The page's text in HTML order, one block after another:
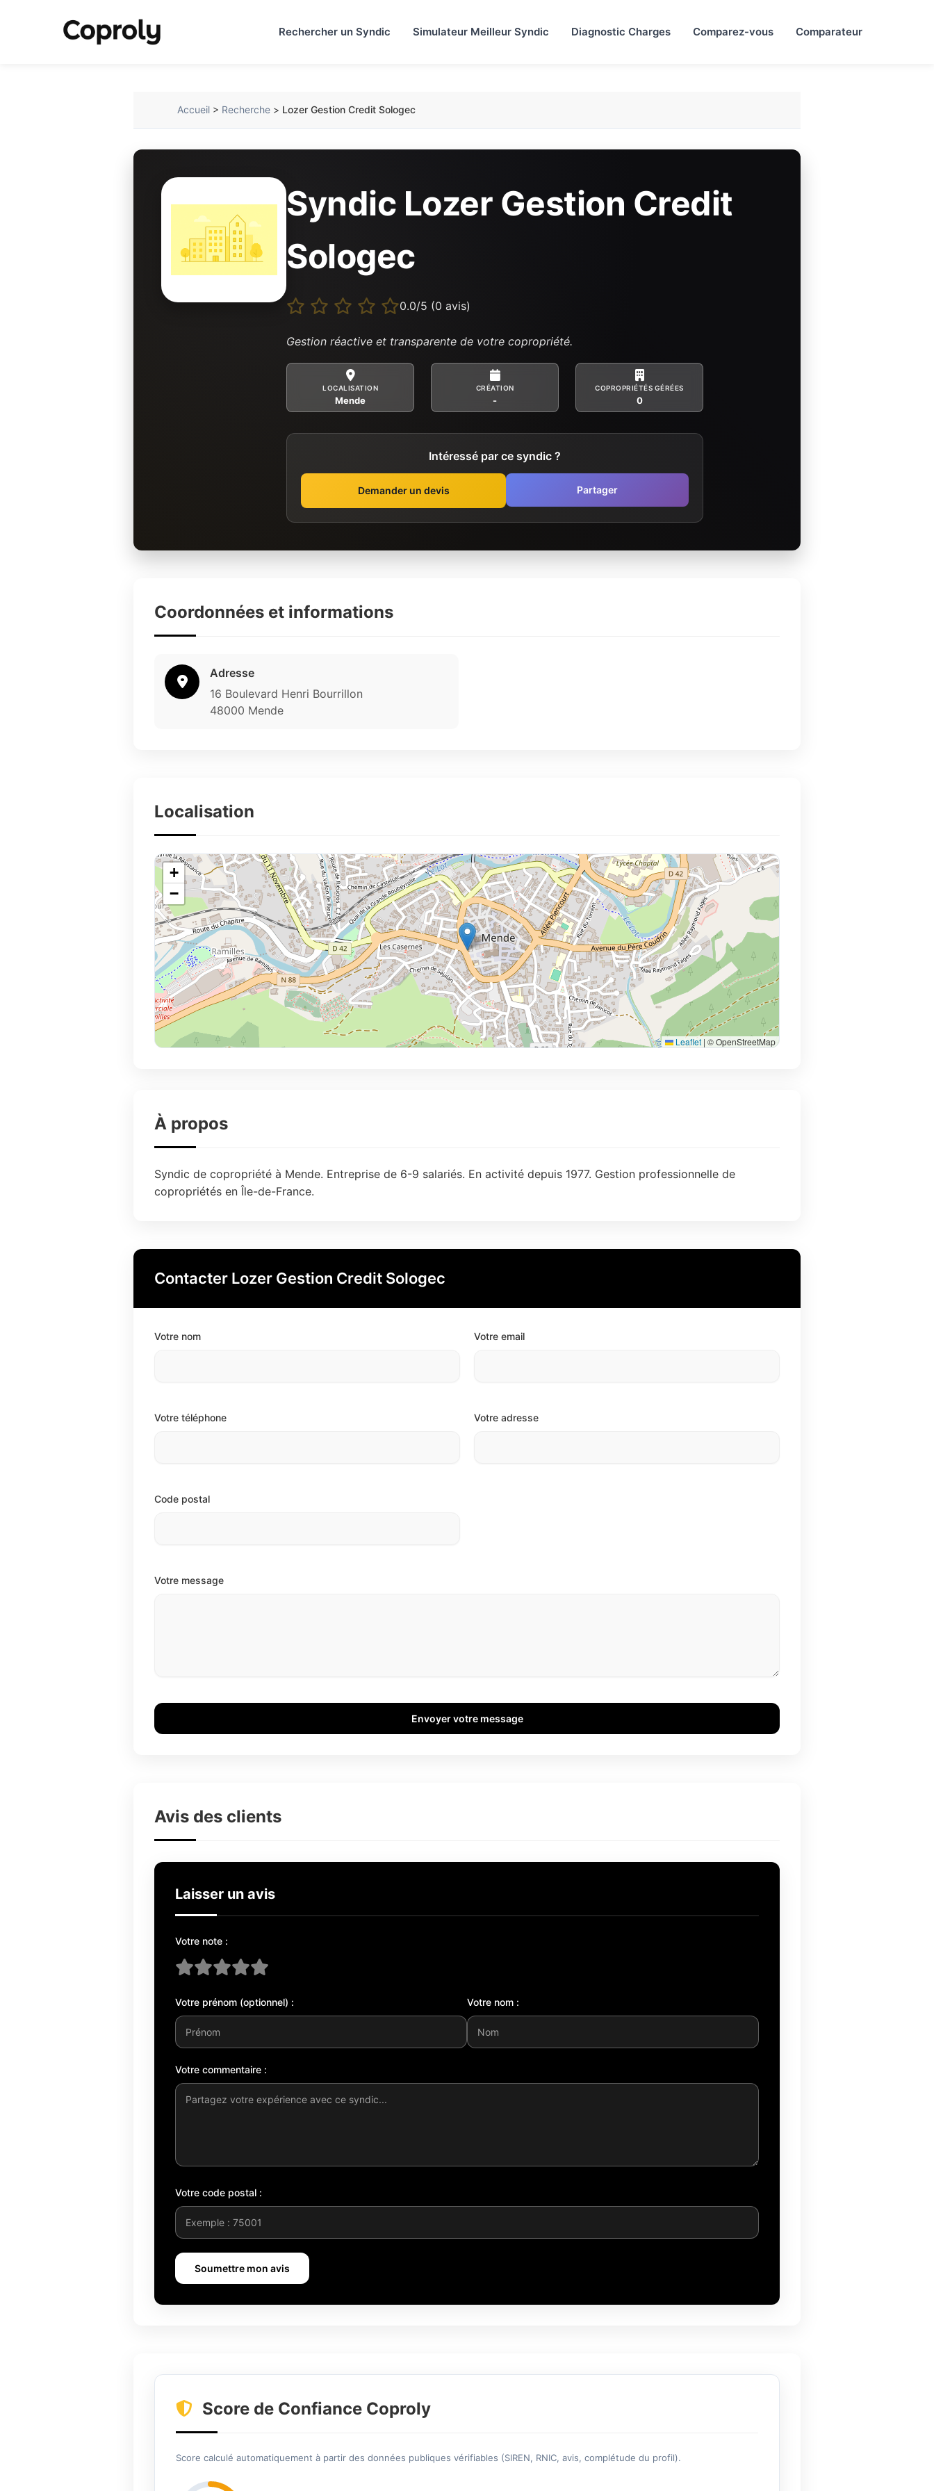
Rechercher un Syndic Simulateur Meilleur Syndic Diagnostic Charges Comparez-vous Comparateur
Accueil > Recherche > Lozer Gestion Credit Sologec
Syndic Lozer Gestion Credit
Sologec
0.0/5 (0 avis)
Gestion réactive et transparente de votre copropriété.
LOCALISATION
Mende
CRÉATION
-
COPROPRIÉTÉS GÉRÉES
0
Intéressé par ce syndic ?
Demander un devis Partager
Coordonnées et informations
Adresse
16 Boulevard Henri Bourrillon
48000 Mende
Localisation
+
−
Leaflet | © OpenStreetMap
À propos
Syndic de copropriété à Mende. Entreprise de 6-9 salariés. En activité depuis 1977. Gestion professionnelle de
copropriétés en Île-de-France.
Contacter Lozer Gestion Credit Sologec
Votre nom Votre email
Votre téléphone Votre adresse
Code postal
Votre message
Envoyer votre message
Avis des clients
Laisser un avis
Votre note :
Votre prénom (optionnel) : Votre nom :
Votre commentaire :
Votre code postal :
Soumettre mon avis
Score de Confiance Coproly
Score calculé automatiquement à partir des données publiques vérifiables (SIREN, RNIC, avis, complétude du profil).